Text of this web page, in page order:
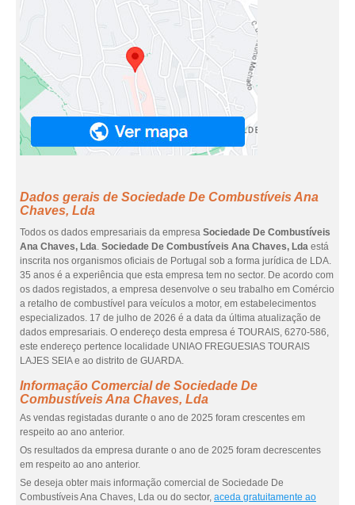
Dados gerais de Sociedade De Combustíveis Ana
Chaves, Lda
Todos os dados empresariais da empresa Sociedade De Combustíveis
Ana Chaves, Lda. Sociedade De Combustíveis Ana Chaves, Lda está
inscrita nos organismos oficiais de Portugal sob a forma jurídica de LDA.
35 anos é a experiência que esta empresa tem no sector. De acordo com
os dados registados, a empresa desenvolve o seu trabalho em Comércio
a retalho de combustível para veículos a motor, em estabelecimentos
especializados. 17 de julho de 2026 é a data da última atualização de
dados empresariais. O endereço desta empresa é TOURAIS, 6270-586,
este endereço pertence localidade UNIAO FREGUESIAS TOURAIS
LAJES SEIA e ao distrito de GUARDA.
Informação Comercial de Sociedade De
Combustíveis Ana Chaves, Lda
As vendas registadas durante o ano de 2025 foram crescentes em
respeito ao ano anterior.
Os resultados da empresa durante o ano de 2025 foram decrescentes
em respeito ao ano anterior.
Se deseja obter mais informação comercial de Sociedade De
Combustíveis Ana Chaves, Lda ou do sector, aceda gratuitamente ao